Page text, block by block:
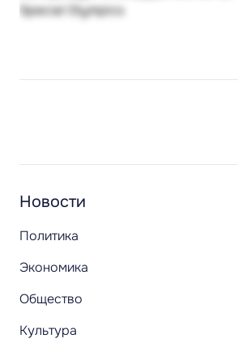
Новости
Политика
Экономика
Общество
Культура